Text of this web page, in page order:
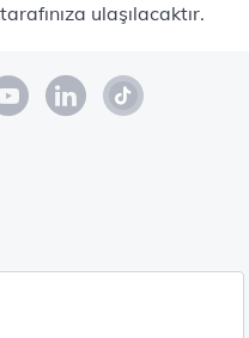
ulaşılacaktır.